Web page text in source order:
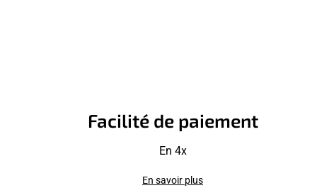
Facilité de paiement
En 4x
En savoir plus